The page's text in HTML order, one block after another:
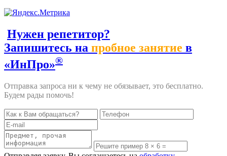
Нужен репетитор?
Запишитесь на пробное занятие в
«ИнПро»®
Отправка запроса ни к чему не обязывает, это бесплатно.
Будем рады помочь!